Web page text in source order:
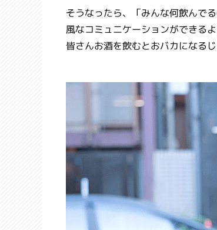
そうなったら、「みんな何飲んで
風なコミュニケーションができる
皆さんお酒を飲むとおバカになるじ